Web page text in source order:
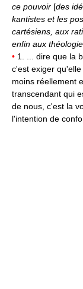
ce pouvoir [des
kantistes et les
cartésiens, aux
enfin aux
• 1. ... dire que la
c'est exiger
moins réellement
transcendant qui
de nous, c'est la
l'intention de